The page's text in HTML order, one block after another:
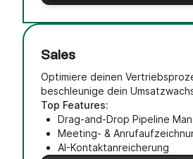
Sales
Optimiere deinen
beschleunige dein
Top Features:
Drag-and-Drop Pipeline
Meeting- &
AI-Kontaktanreicherung